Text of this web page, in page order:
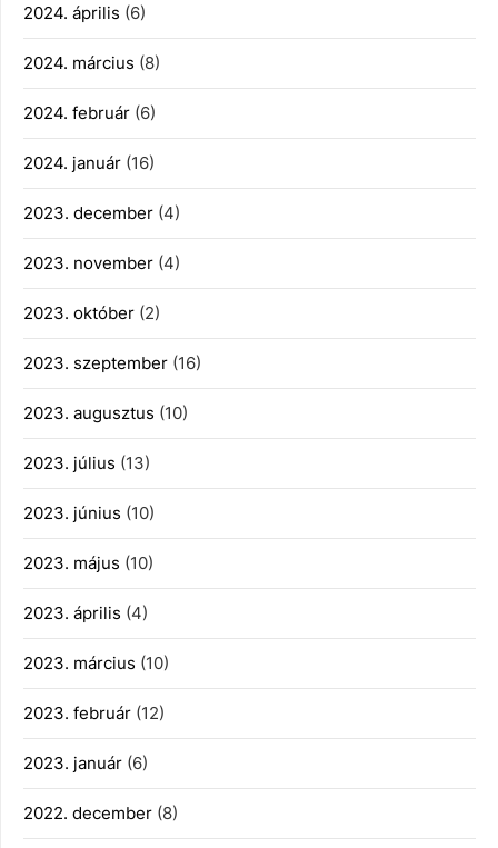
2024. április (6)
2024. március (8)
2024. február (6)
2024. január (16)
2023. december (4)
2023. november (4)
2023. október (2)
2023. szeptember (16)
2023. augusztus (10)
2023. július (13)
2023. június (10)
2023. május (10)
2023. április (4)
2023. március (10)
2023. február (12)
2023. január (6)
2022. december (8)